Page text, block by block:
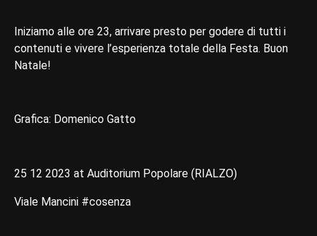
Iniziamo alle ore 23, arrivare presto per godere di tutti i
contenuti e vivere l’esperienza totale della Festa. Buon
Natale!
Grafica: Domenico Gatto
25 12 2023 at Auditorium Popolare (RIALZO)
Viale Mancini #cosenza